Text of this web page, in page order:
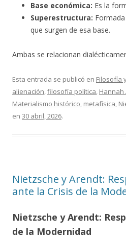
Base económica: Es la
Superestructura:
que surgen de esa base.
Ambas se relacionan
Esta entrada se publicó en Filosofía
alienación,filosofía política, Hannah
Materialismo histórico, metafísica,
en 30 abril, 2026.
Nietzsche y Arendt:
ante la Crisis de la
Nietzsche y Arendt:
de la Modernidad